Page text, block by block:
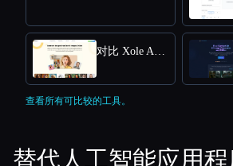
对比 Xole AI Image Generator
查看所有可比较的工具。
替代人工智能应用